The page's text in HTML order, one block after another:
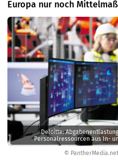
©
Deloitte:
Personalressourcen aus In-
Europa nur noch